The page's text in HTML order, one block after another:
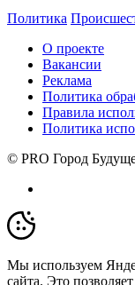
Политика
О проекте
Вакансии
Реклама
Политика
Правила
Политика
© PRO Город
Мы используем
сайта. Это